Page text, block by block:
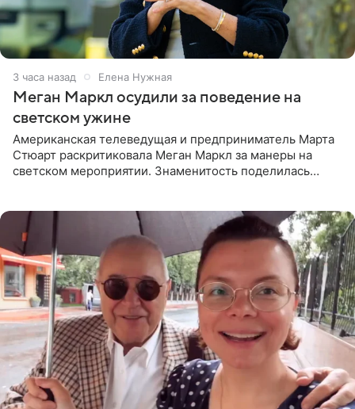
3 часа назад Елена Нужная
Меган Маркл осудили за поведение на
светском ужине
Американская телеведущая и предприниматель Марта
Стюарт раскритиковала Меган Маркл за манеры на
светском мероприятии. Знаменитость поделилась